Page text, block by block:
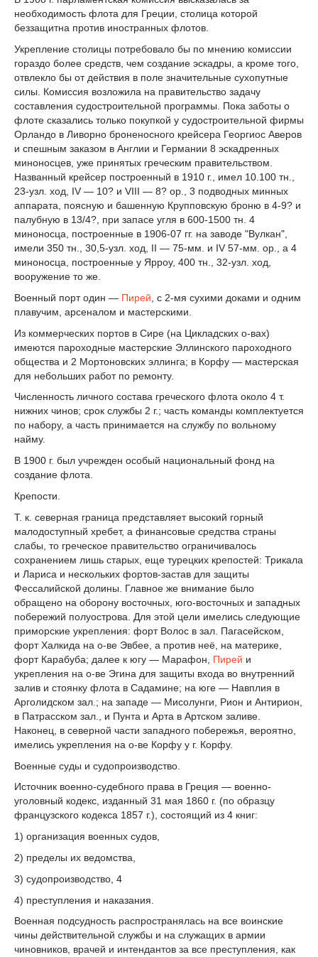
необходимость флота для Греции, столица которой
беззащитна против иностранных флотов.
Укрепление столицы потребовало бы по мнению комиссии
гораздо более средств, чем создание эскадры, а кроме того,
отвлекло бы от действия в поле значительные сухопутные
силы. Комиссия возложила на правительство задачу
составления судостроительной программы. Пока заботы о
флоте сказались только покупкой у судостроительной фирмы
Орландо в Ливорно броненосного крейсера Георгиос Аверов
и спешным заказом в Англии и Германии 8 эскадренных
миноносцев, уже принятых греческим правительством.
Названный крейсер построенный в 1910 г., имел 10.100 тн.,
23-узл. ход, IV — 10? и VIII — 8? ор., 3 подводных минных
аппарата, поясную и башенную Крупповскую броню в 4-9? и
палубную в 13/4?, при запасе угля в 600-1500 тн. 4
миноносца, построенные в 1906-07 гг. на заводе "Вулкан",
имели 350 тн., 30,5-узл. ход, II — 75-мм. и IV 57-мм. ор., а 4
миноносца, построенные у Ярроу, 400 тн., 32-узл. ход,
вооружение то же.
Военный порт один — Пирей , с 2-мя сухими доками и одним
плавучим, арсеналом и мастерскими.
Из коммерческих портов в Сире (на Цикладских о-вах)
имеются пароходные мастерские Эллинского пароходного
общества и 2 Мортоновских эллинга; в Корфу — мастерская
для небольших работ по ремонту.
Численность личного состава греческого флота около 4 т.
нижних чинов; срок службы 2 г.; часть команды комплектуется
по набору, а часть принимается на службу по вольному
найму.
В 1900 г. был учрежден особый национальный фонд на
создание флота.
Крепости.
Т. к. северная граница представляет высокий горный
малодоступный хребет, а финансовые средства страны
слабы, то греческое правительство ограничивалось
сохранением лишь старых, еще турецких крепостей: Трикала
и Лариса и нескольких фортов-застав для защиты
Фессалийской долины. Главное же внимание было
обращено на оборону восточных, юго-восточных и западных
побережий полуострова. Для этой цели имелись следующие
приморские укрепления: форт Волос в зал. Пагасейском,
форт Халкида на о-ве Эвбее, а против неё, на материке,
форт Карабуба; далее к югу — Марафон, Пирей и
укрепления на о-ве Эгина для защиты входа во внутренний
залив и стоянку флота в Садамине; на юге — Навплия в
Арголидском зал.; на западе — Мисолунги, Рион и Антирион,
в Патрасском зал., и Пунта и Арта в Артском заливе.
Наконец, в северной части западного побережья, вероятно,
имелись укрепления на о-ве Корфу у г. Корфу.
Военные суды и судопроизводство.
Источник военно-судебного права в Греция — военно-
уголовный кодекс, изданный 31 мая 1860 г. (по образцу
французского кодекса 1857 г.), состоящий из 4 книг:
1) организация военных судов,
2) пределы их ведомства,
3) судопроизводство, 4
4) преступления и наказания.
Военная подсудность распространялась на все воинские
чины действительной службы и на служащих в армии
чиновников, врачей и интендантов за все преступления, как